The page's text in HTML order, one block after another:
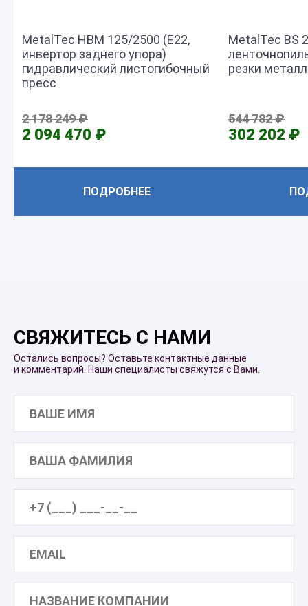
MetalTec HBM 125/2500 (Е22,
инвертор заднего упора)
гидравлический листогибочный
пресс
2 178 249 ₽
2 094 470 ₽
ПОДРОБНЕЕ
MetalTec BS
резки
544 782 ₽
302 202 ₽
СВЯЖИТЕСЬ С НАМИ
Остались вопросы? Оставьте контактные данные
и комментарий. Наши специалисты свяжутся с Вами.